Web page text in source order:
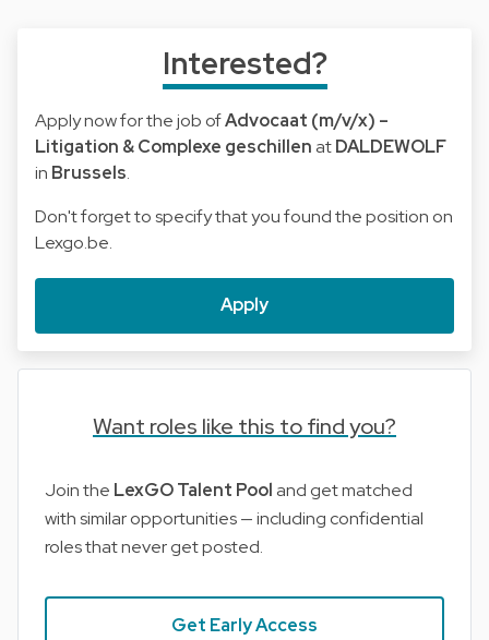
Interested?
Apply now for the job ofAdvocaat (m/v/x) –
Litigation & Complexe geschillen atDALDEWOLF
in Brussels.
Don't forget to specify that you found the position on
Lexgo.be.
Apply
Want roles like this to find you?
Join the LexGO Talent Pool and get matched
with similar opportunities — including confidential
roles that never get posted.
Get Early Access